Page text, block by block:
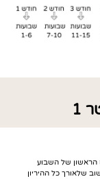
1
הראשון של השבוע
שלאורך כל ההיריון